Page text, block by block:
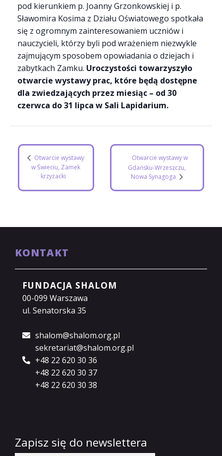
pod kierunkiem p. Joanny Grzonkowskiej i p.
Sławomira Kosima z Działu Oświatowego spotkała
się z ogromnym zainteresowaniem uczniów i
nauczycieli, którzy byli pod wrażeniem niezwykle
zajmującym sposobem opowiadania o dziejach i
zabytkach Zamku. Uroczystości towarzyszyło
otwarcie wystawy prac, które będą dostępne
dla zwiedzających przez miesiąc – od 30
czerwca do 31 lipca w Sali Lapidarium.
Otwarcie wystawy
w Świeciu, Zamek
krzyżacki
Otwarcie wystawy w
Gdańsku-Wrzeszczu,
Nowa Synagoga
KONTAKT
FUNDACJA SHALOM
00-099 Warszawa
ul. Senatorska 35
shalom@shalom.org.pl
sekretariat@shalom.org.pl
+48 22 620 30 36
+48 22 620 30 37
+48 22 620 30 38
Zapisz się do newslettera